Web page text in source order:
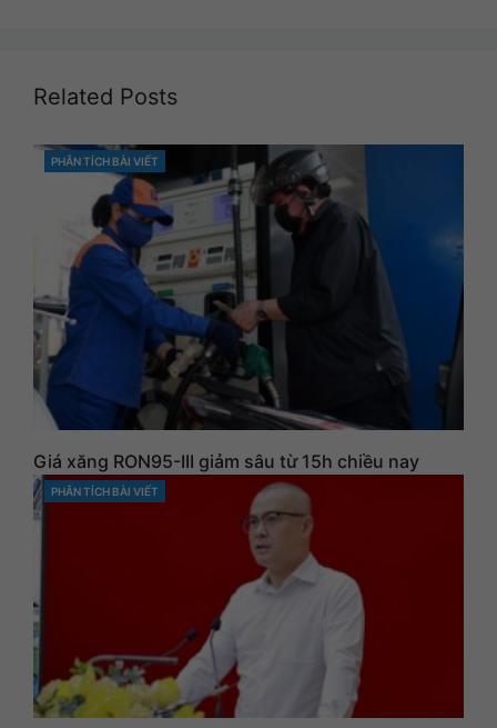
Related Posts
CATEGORIES
PHÂN TÍCH BÀI VIẾT
Giá xăng RON95-III giảm sâu từ 15h chiều nay
CATEGORIES
PHÂN TÍCH BÀI VIẾT